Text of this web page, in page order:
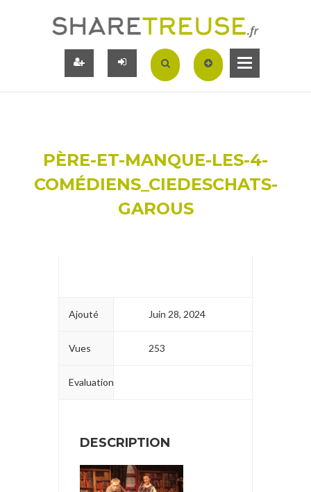
PÈRE-ET-MANQUE-LES-4-
COMÉDIENS_CIEDESCHATS-
GAROUS
Ajouté Juin 28, 2024
Vues 253
Evaluation
DESCRIPTION